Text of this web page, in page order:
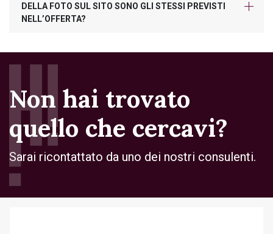
DELLA FOTO SUL SITO SONO GLI STESSI PREVISTI
NELL’OFFERTA?
Non hai trovato
quello che cercavi?
Sarai ricontattato da uno dei nostri consulenti.